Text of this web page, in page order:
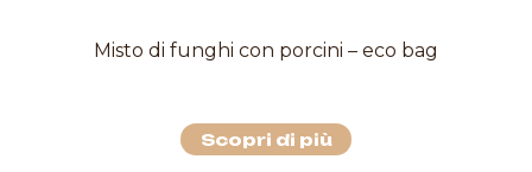
Misto di funghi con porcini – eco bag
Scopri di più